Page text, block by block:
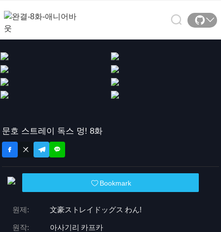
문호 스트레이 독스 멍! 8화
Bookmark
원제: 文豪ストレイドッグス わん!
원작: 아사기리 카프카